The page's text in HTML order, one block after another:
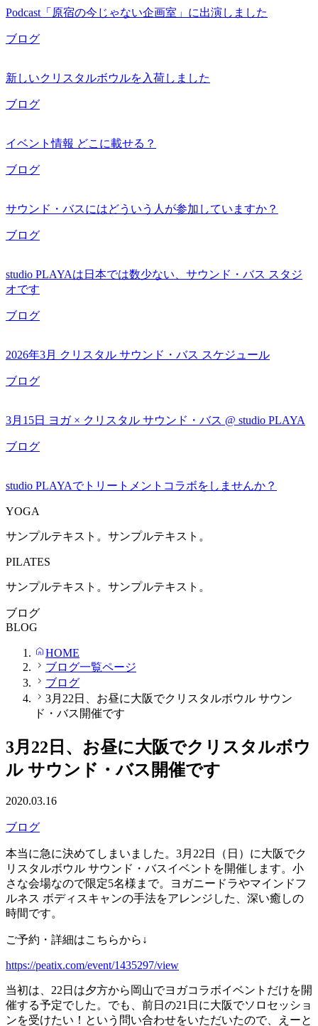
Podcast「原宿の今じゃない企画室」に出演しました
ブログ
新しいクリスタルボウルを入荷しました
ブログ
イベント情報 どこに載せる？
ブログ
サウンド・バスにはどういう人が参加していますか？
ブログ
studio PLAYAは日本では数少ない、サウンド・バス スタジ
オです
ブログ
2026年3月 クリスタル サウンド・バス スケジュール
ブログ
3月15日 ヨガ × クリスタル サウンド・バス @ studio PLAYA
ブログ
studio PLAYAでトリートメントコラボをしませんか？
YOGA
サンプルテキスト。サンプルテキスト。
PILATES
サンプルテキスト。サンプルテキスト。
ブログ
BLOG
HOME
ブログ一覧ページ
ブログ
3月22日、お昼に大阪でクリスタルボウル サウン
ド・バス開催です
3月22日、お昼に大阪でクリスタルボウ
ル サウンド・バス開催です
2020.03.16
ブログ
本当に急に決めてしまいました。3月22日（日）に大阪でク
リスタルボウル サウンド・バスイベントを開催します。小
さな会場なので限定5名様まで。ヨガニードラやマインドフ
ルネス ボディスキャンの手法をアレンジした、深い癒しの
時間です。
ご予約・詳細はこちらから↓
https://peatix.com/event/1435297/view
当初は、22日は夕方から岡山でヨガコラボイベントだけを開
催する予定でした。でも、前日の21日に大阪でソロセッショ
ンを受けたい！という問い合わせをいただいたので、えーと